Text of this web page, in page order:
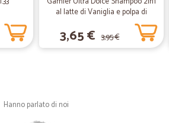
Mirko P.
al latte di Vaniglia e polpa di
Papaya per capelli lunghi, 300 ml.
3,65 € 3,95 €
Hanno parlato di noi